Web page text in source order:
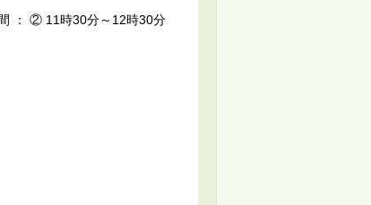
： ② 11時30分～12時30分